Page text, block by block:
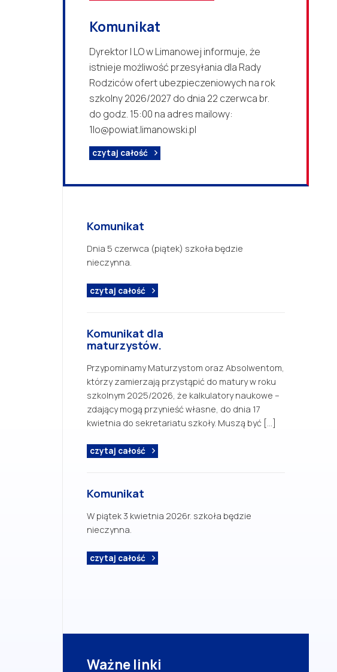
Komunikat
Dyrektor I LO w Limanowej informuje, że
istnieje możliwość przesyłania dla Rady
Rodziców ofert ubezpieczeniowych na rok
szkolny 2026/2027 do dnia 22 czerwca br.
do godz. 15:00 na adres mailowy:
1lo@powiat.limanowski.pl
czytaj całość
Komunikat
Dnia 5 czerwca (piątek) szkoła będzie
nieczynna.
czytaj całość
Komunikat dla
maturzystów.
Przypominamy Maturzystom oraz Absolwentom,
którzy zamierzają przystąpić do matury w roku
szkolnym 2025/2026, że kalkulatory naukowe –
zdający mogą przynieść własne, do dnia 17
kwietnia do sekretariatu szkoły. Muszą być […]
czytaj całość
Komunikat
W piątek 3 kwietnia 2026r. szkoła będzie
nieczynna.
czytaj całość
Ważne linki